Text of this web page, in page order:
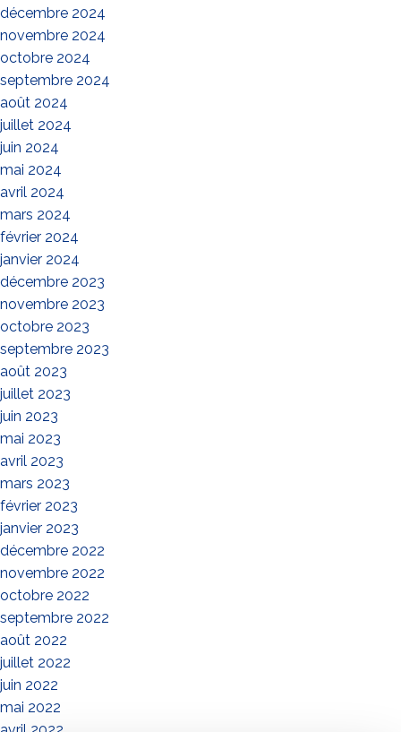
décembre 2024
novembre 2024
octobre 2024
septembre 2024
août 2024
juillet 2024
juin 2024
mai 2024
avril 2024
mars 2024
février 2024
janvier 2024
décembre 2023
novembre 2023
octobre 2023
septembre 2023
août 2023
juillet 2023
juin 2023
mai 2023
avril 2023
mars 2023
février 2023
janvier 2023
décembre 2022
novembre 2022
octobre 2022
septembre 2022
août 2022
juillet 2022
juin 2022
mai 2022